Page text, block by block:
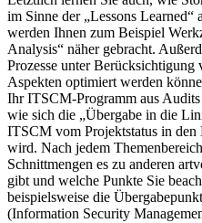
im Sinne der „Lessons Learned“
werden Ihnen zum Beispiel
Analysis“ näher gebracht.
Prozesse unter
Aspekten optimiert werden
Ihr ITSCM-Programm aus
wie sich die „Übergabe in die
ITSCM vom Projektstatus in den
wird. Nach jedem
Schnittmengen es zu anderen
gibt und welche Punkte Sie
beispielsweise die
(Information Security